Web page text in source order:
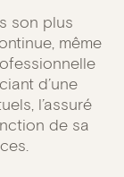
son plus
même
d’une
l’assuré
de sa